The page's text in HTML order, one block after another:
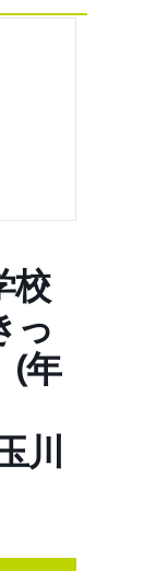
校
っ
(年
川